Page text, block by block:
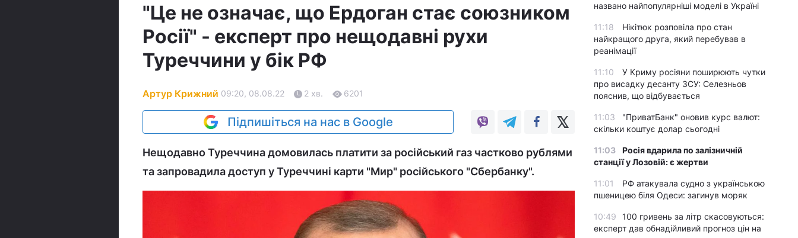
"Це не означає, що Ердоган стає союзником
Росії" - експерт про нещодавні рухи
Туреччини у бік РФ
Артур Крижний 09:20, 08.08.22 2 хв. 6201
Підпишіться на нас в Google
Нещодавно Туреччина домовилась платити за російський газ частково рублями
та запровадила доступ у Туреччині карти "Мир" російського "Сбербанку".
названо найпопулярніші моделі в Україні
11:18
Нікітюк розповіла про стан
найкращого друга, який перебував в
реанімації
11:10
У Криму росіяни поширюють чутки
про висадку десанту ЗСУ: Селезньов
пояснив, що відбувається
11:03
"ПриватБанк" оновив курс валют:
скільки коштує долар сьогодні
11:03
Росія вдарила по залізничній
станції у Лозовій: є жертви
11:01
РФ атакувала судно з українською
пшеницею біля Одеси: загинув моряк
10:49
100 гривень за літр скасовуються:
експерт дав обнадійливий прогноз цін на